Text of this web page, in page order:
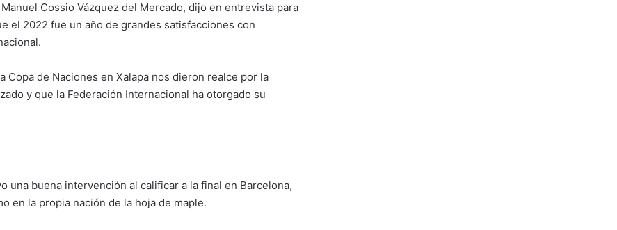
Cossio Vázquez del Mercado, dijo en entrevista para
el 2022 fue un año de grandes satisfacciones con
de Naciones en Xalapa nos dieron realce por la
y que la Federación Internacional ha otorgado su
una buena intervención al calificar a la final en Barcelona,
en la propia nación de la hoja de maple.